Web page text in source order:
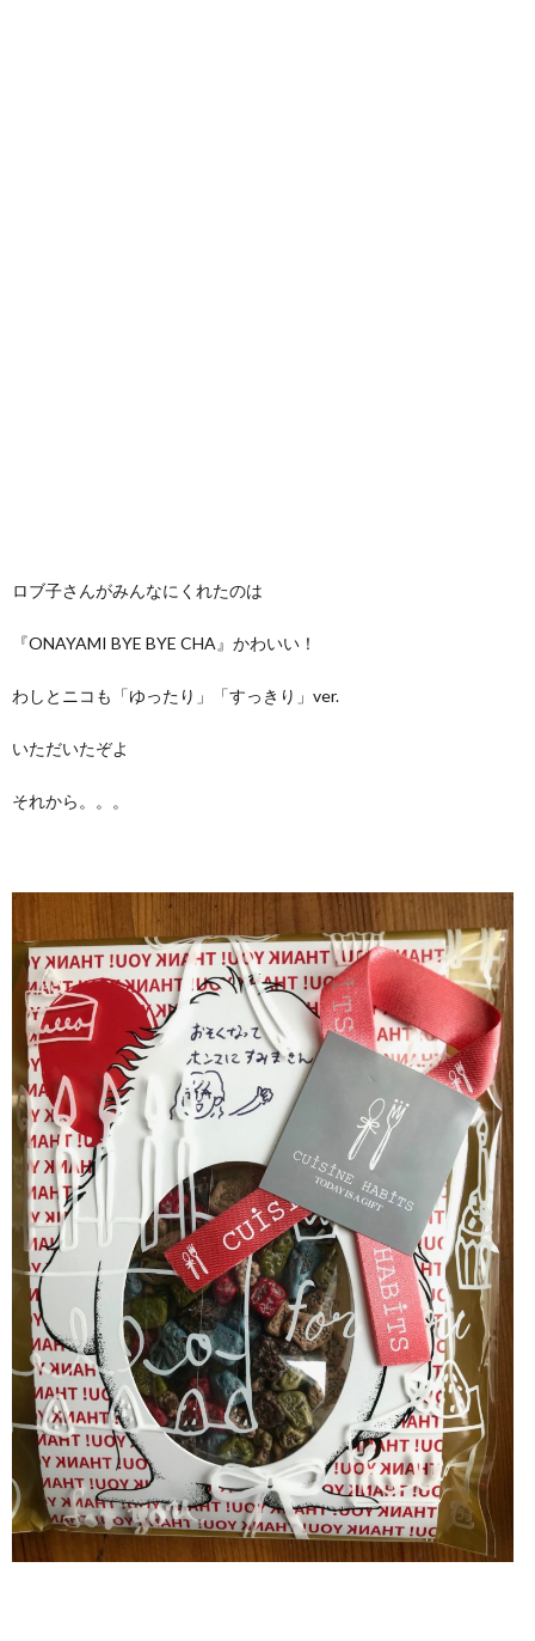
ロブ子さんがみんなにくれたのは
『ONAYAMI BYE BYE CHA』かわいい！
わしとニコも「ゆったり」「すっきり」ver.
いただいたぞよ
それから。。。